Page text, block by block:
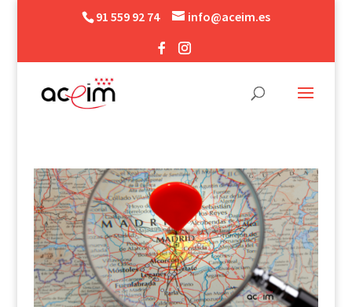
91 559 92 74 info@aceim.es